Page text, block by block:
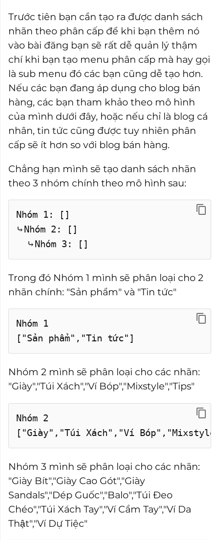
Trước tiên bạn cần tạo ra được danh sách
nhãn theo phân cấp để khi bạn thêm nó
vào bài đăng bạn sẽ rất dễ quản lý thậm
chí khi bạn tạo menu phân cấp mà hay gọi
là sub menu đó các bạn cũng dễ tạo hơn.
Nếu các bạn đang áp dụng cho blog bán
hàng, các bạn tham khảo theo mô hình
của mình dưới đây, hoặc nếu chỉ là blog cá
nhân, tin tức cũng được tuy nhiên phân
cấp sẽ ít hơn so với blog bán hàng.
Chẳng hạn mình sẽ tạo danh sách nhãn
theo 3 nhóm chính theo mô hình sau:
Nhóm 1: []
⤷Nhóm 2: []
⤷Nhóm 3: []
Trong đó Nhóm 1 mình sẽ phân loại cho 2
nhãn chính: "Sản phẩm" và "Tin tức"
Nhóm 1
["Sản phẩm","Tin tức"]
Nhóm 2 mình sẽ phân loại cho các nhãn:
"Giày","Túi Xách","Ví Bóp","Mixstyle","Tips"
Nhóm 2
["Giày","Túi Xách","Ví
Nhóm 3 mình sẽ phân loại cho các nhãn:
"Giày Bít","Giày Cao Gót","Giày
Sandals","Dép Guốc","Balo","Túi Đeo
Chéo","Túi Xách Tay","Ví Cầm Tay","Ví Da
Thật","Ví Dự Tiệc"